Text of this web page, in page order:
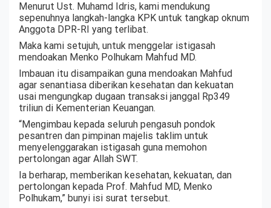
Menurut Ust. Muhamd Idris, kami mendukung
sepenuhnya langkah-langka KPK untuk tangkap oknum
Anggota DPR-RI yang terlibat.
Maka kami setujuh, untuk menggelar istigasah
mendoakan Menko Polhukam Mahfud MD.
Imbauan itu disampaikan guna mendoakan Mahfud
agar senantiasa diberikan kesehatan dan kekuatan
usai mengungkap dugaan transaksi janggal Rp349
triliun di Kementerian Keuangan.
“Mengimbau kepada seluruh pengasuh pondok
pesantren dan pimpinan majelis taklim untuk
menyelenggarakan istigasah guna memohon
pertolongan agar Allah SWT.
Ia berharap, memberikan kesehatan, kekuatan, dan
pertolongan kepada Prof. Mahfud MD, Menko
Polhukam,” bunyi isi surat tersebut.